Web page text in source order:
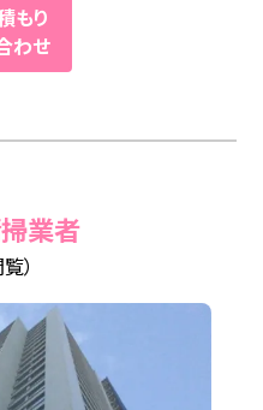
もり
わせ
掃業者
）